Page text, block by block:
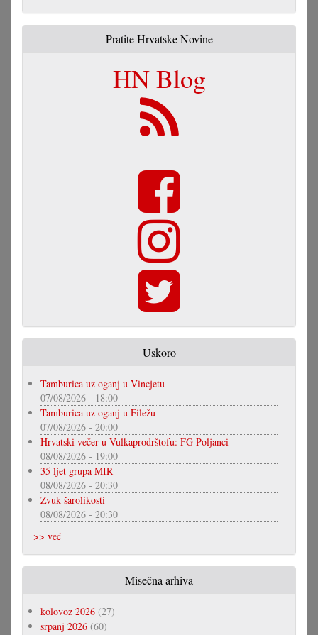
Pratite Hrvatske Novine
HN Blog
Uskoro
Tamburica uz oganj u Vincjetu
07/08/2026 - 18:00
Tamburica uz oganj u Filežu
07/08/2026 - 20:00
Hrvatski večer u Vulkaprodrštofu: FG Poljanci
08/08/2026 - 19:00
35 ljet grupa MIR
08/08/2026 - 20:30
Zvuk šarolikosti
08/08/2026 - 20:30
>> već
Misečna arhiva
kolovoz 2026 (27)
srpanj 2026 (60)